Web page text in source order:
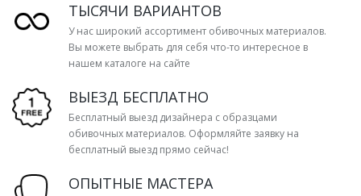
ТЫСЯЧИ ВАРИАНТОВ
У нас широкий ассортимент обивочных материалов.
Вы можете выбрать для себя что-то интересное в
нашем каталоге на сайте
ВЫЕЗД БЕСПЛАТНО
Бесплатный выезд дизайнера с образцами
обивочных материалов. Оформляйте заявку на
бесплатный выезд прямо сейчас!
ОПЫТНЫЕ МАСТЕРА